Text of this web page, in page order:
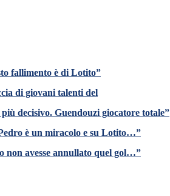
fallimento è di Lotito”
di giovani talenti del
decisivo. Guendouzi giocatore totale”
è un miracolo e su Lotito…”
non avesse annullato quel gol…”